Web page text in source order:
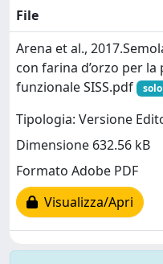
File
Arena et al.,
con farina d’orzo per
funzionale SISS.pdf
Tipologia: Versione
Dimensione 632.56 kB
Formato Adobe PDF
Visualizza/Apri